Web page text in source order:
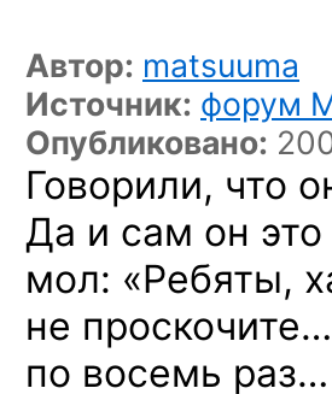
Автор: matsuuma
Источник: форум
Опубликовано:
Говорили, что
Да и сам он это
мол: «Ребяты,
не
по восемь